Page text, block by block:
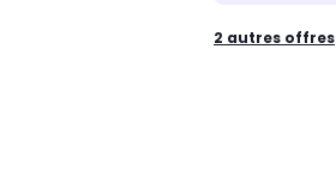
2 autres offres